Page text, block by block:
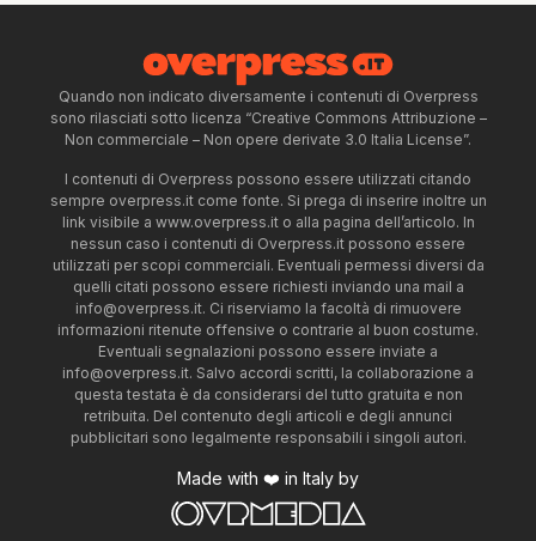
Quando non indicato diversamente i contenuti di Overpress
sono rilasciati sotto licenza “Creative Commons Attribuzione –
Non commerciale – Non opere derivate 3.0 Italia License”.
I contenuti di Overpress possono essere utilizzati citando
sempre overpress.it come fonte. Si prega di inserire inoltre un
link visibile a www.overpress.it o alla pagina dell’articolo. In
nessun caso i contenuti di Overpress.it possono essere
utilizzati per scopi commerciali. Eventuali permessi diversi da
quelli citati possono essere richiesti inviando una mail a
info@overpress.it. Ci riserviamo la facoltà di rimuovere
informazioni ritenute offensive o contrarie al buon costume.
Eventuali segnalazioni possono essere inviate a
info@overpress.it. Salvo accordi scritti, la collaborazione a
questa testata è da considerarsi del tutto gratuita e non
retribuita. Del contenuto degli articoli e degli annunci
pubblicitari sono legalmente responsabili i singoli autori.
Made with ❤️ in Italy by